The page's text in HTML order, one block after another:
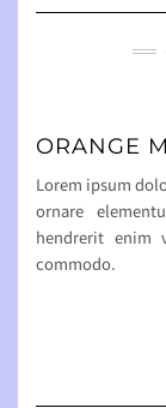
ORANGE
Lorem ipsum
ornare
hendrerit enim
commodo.